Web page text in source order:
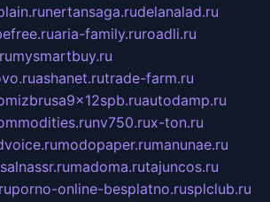
nertansaga.rudelanalad.ru
aria-family.ruroadli.ru
mysmartbuy.ru
ashanet.rutrade-farm.ru
autodamp.ru
nv750.rux-ton.ru
modopaper.rumanunae.ru
madoma.rutajuncos.ru
porno-online-besplatno.rusplclub.ru